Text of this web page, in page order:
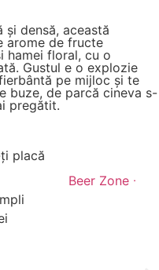
și densă, această
arome de fructe
hamei floral, cu o
Gustul e o explozie
pe mijloc și te
buze, de parcă cineva s-
pregătit.
placă